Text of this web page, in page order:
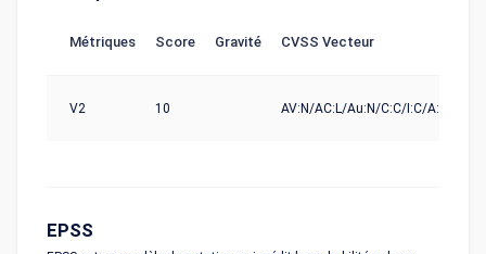
Métriques Score Gravité CVSS Vecteur
V2 10 AV:N/AC:L/Au:N/C:C/I:C/A:C
EPSS